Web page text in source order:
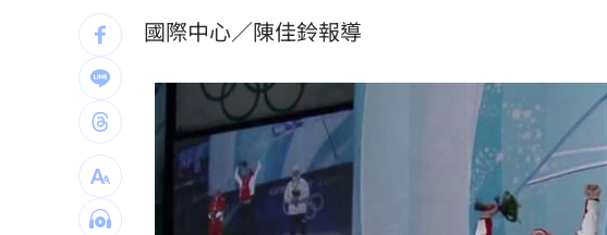
連三個月CPI破通膨線 央行政策走勢曝
嘴咬鋁箔包也被盤查 騎士質疑警刻意刁難 15:03
做錯恐奪命 專家示警停電「7大NG行為」 15:00
2026年市佔40％！台灣頭家最愛神車 15:00
國際中心／陳佳鈴報導